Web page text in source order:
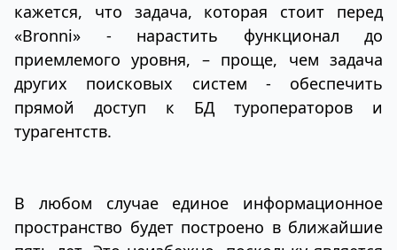
кажется, что задача, которая стоит перед
«Bronni» - нарастить функционал до
приемлемого уровня, – проще, чем задача
других поисковых систем - обеспечить
прямой доступ к БД туроператоров и
турагентств.
В любом случае единое информационное
пространство будет построено в ближайшие